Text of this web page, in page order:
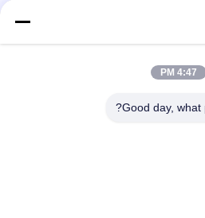
، ورق فلزی سوراخ شده با
4:47 PM
Good day, what